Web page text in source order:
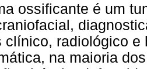
ossificante é um
clínico, radiológico e
na maioria